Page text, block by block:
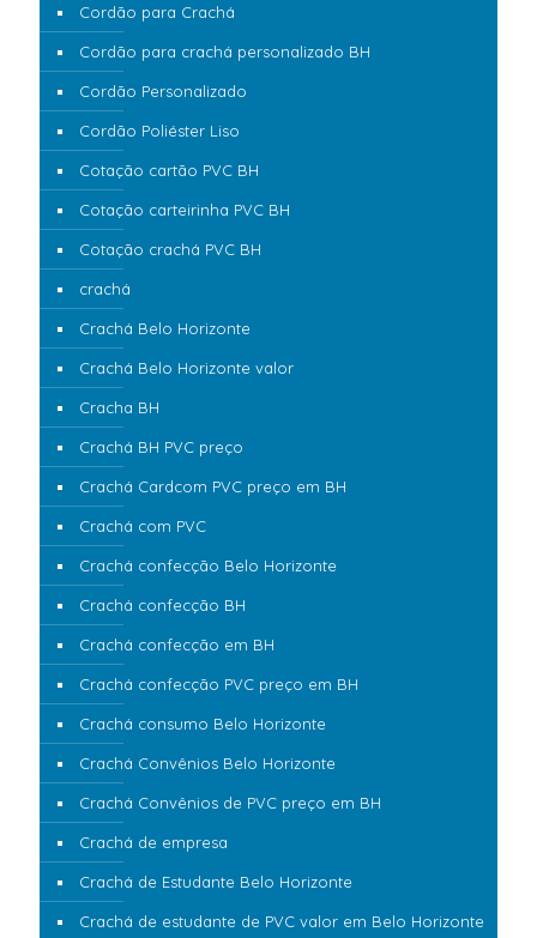
Cordão para Crachá
Cordão para crachá personalizado BH
Cordão Personalizado
Cordão Poliéster Liso
Cotação cartão PVC BH
Cotação carteirinha PVC BH
Cotação crachá PVC BH
crachá
Crachá Belo Horizonte
Crachá Belo Horizonte valor
Cracha BH
Crachá BH PVC preço
Crachá Cardcom PVC preço em BH
Crachá com PVC
Crachá confecção Belo Horizonte
Crachá confecção BH
Crachá confecção em BH
Crachá confecção PVC preço em BH
Crachá consumo Belo Horizonte
Crachá Convênios Belo Horizonte
Crachá Convênios de PVC preço em BH
Crachá de empresa
Crachá de Estudante Belo Horizonte
Crachá de estudante de PVC valor em Belo Horizonte